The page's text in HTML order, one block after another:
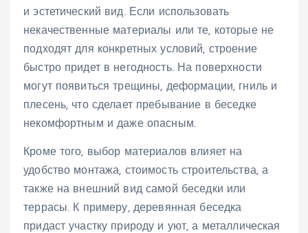
и эстетический вид. Если использовать
некачественные материалы или те, которые не
подходят для конкретных условий, строение
быстро придет в негодность. На поверхности
могут появиться трещины, деформации, гниль и
плесень, что сделает пребывание в беседке
некомфортным и даже опасным.
Кроме того, выбор материалов влияет на
удобство монтажа, стоимость строительства, а
также на внешний вид самой беседки или
террасы. К примеру, деревянная беседка
придаст участку природу и уют, а металлическая